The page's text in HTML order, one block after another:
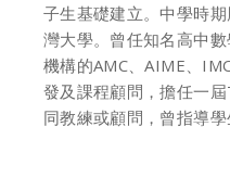
子生基礎建立。中學時
灣大學。曾任知名高中
機構的AMC、AIME、
發及課程顧問，擔任一
同教練或顧問，曾指導